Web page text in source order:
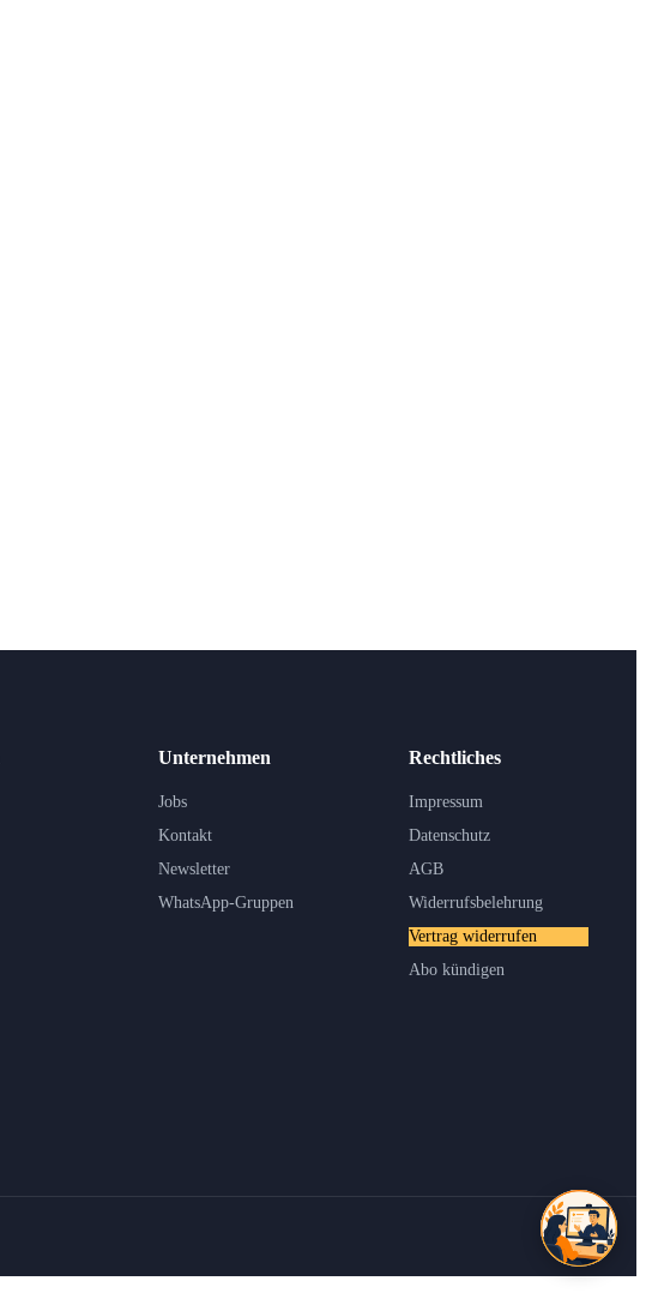
Unternehmen
Jobs
Kontakt
Newsletter
WhatsApp-Gruppen
Rechtliches
Impressum
Datenschutz
AGB
Widerrufsbelehrung
Vertrag widerrufen
Abo kündigen